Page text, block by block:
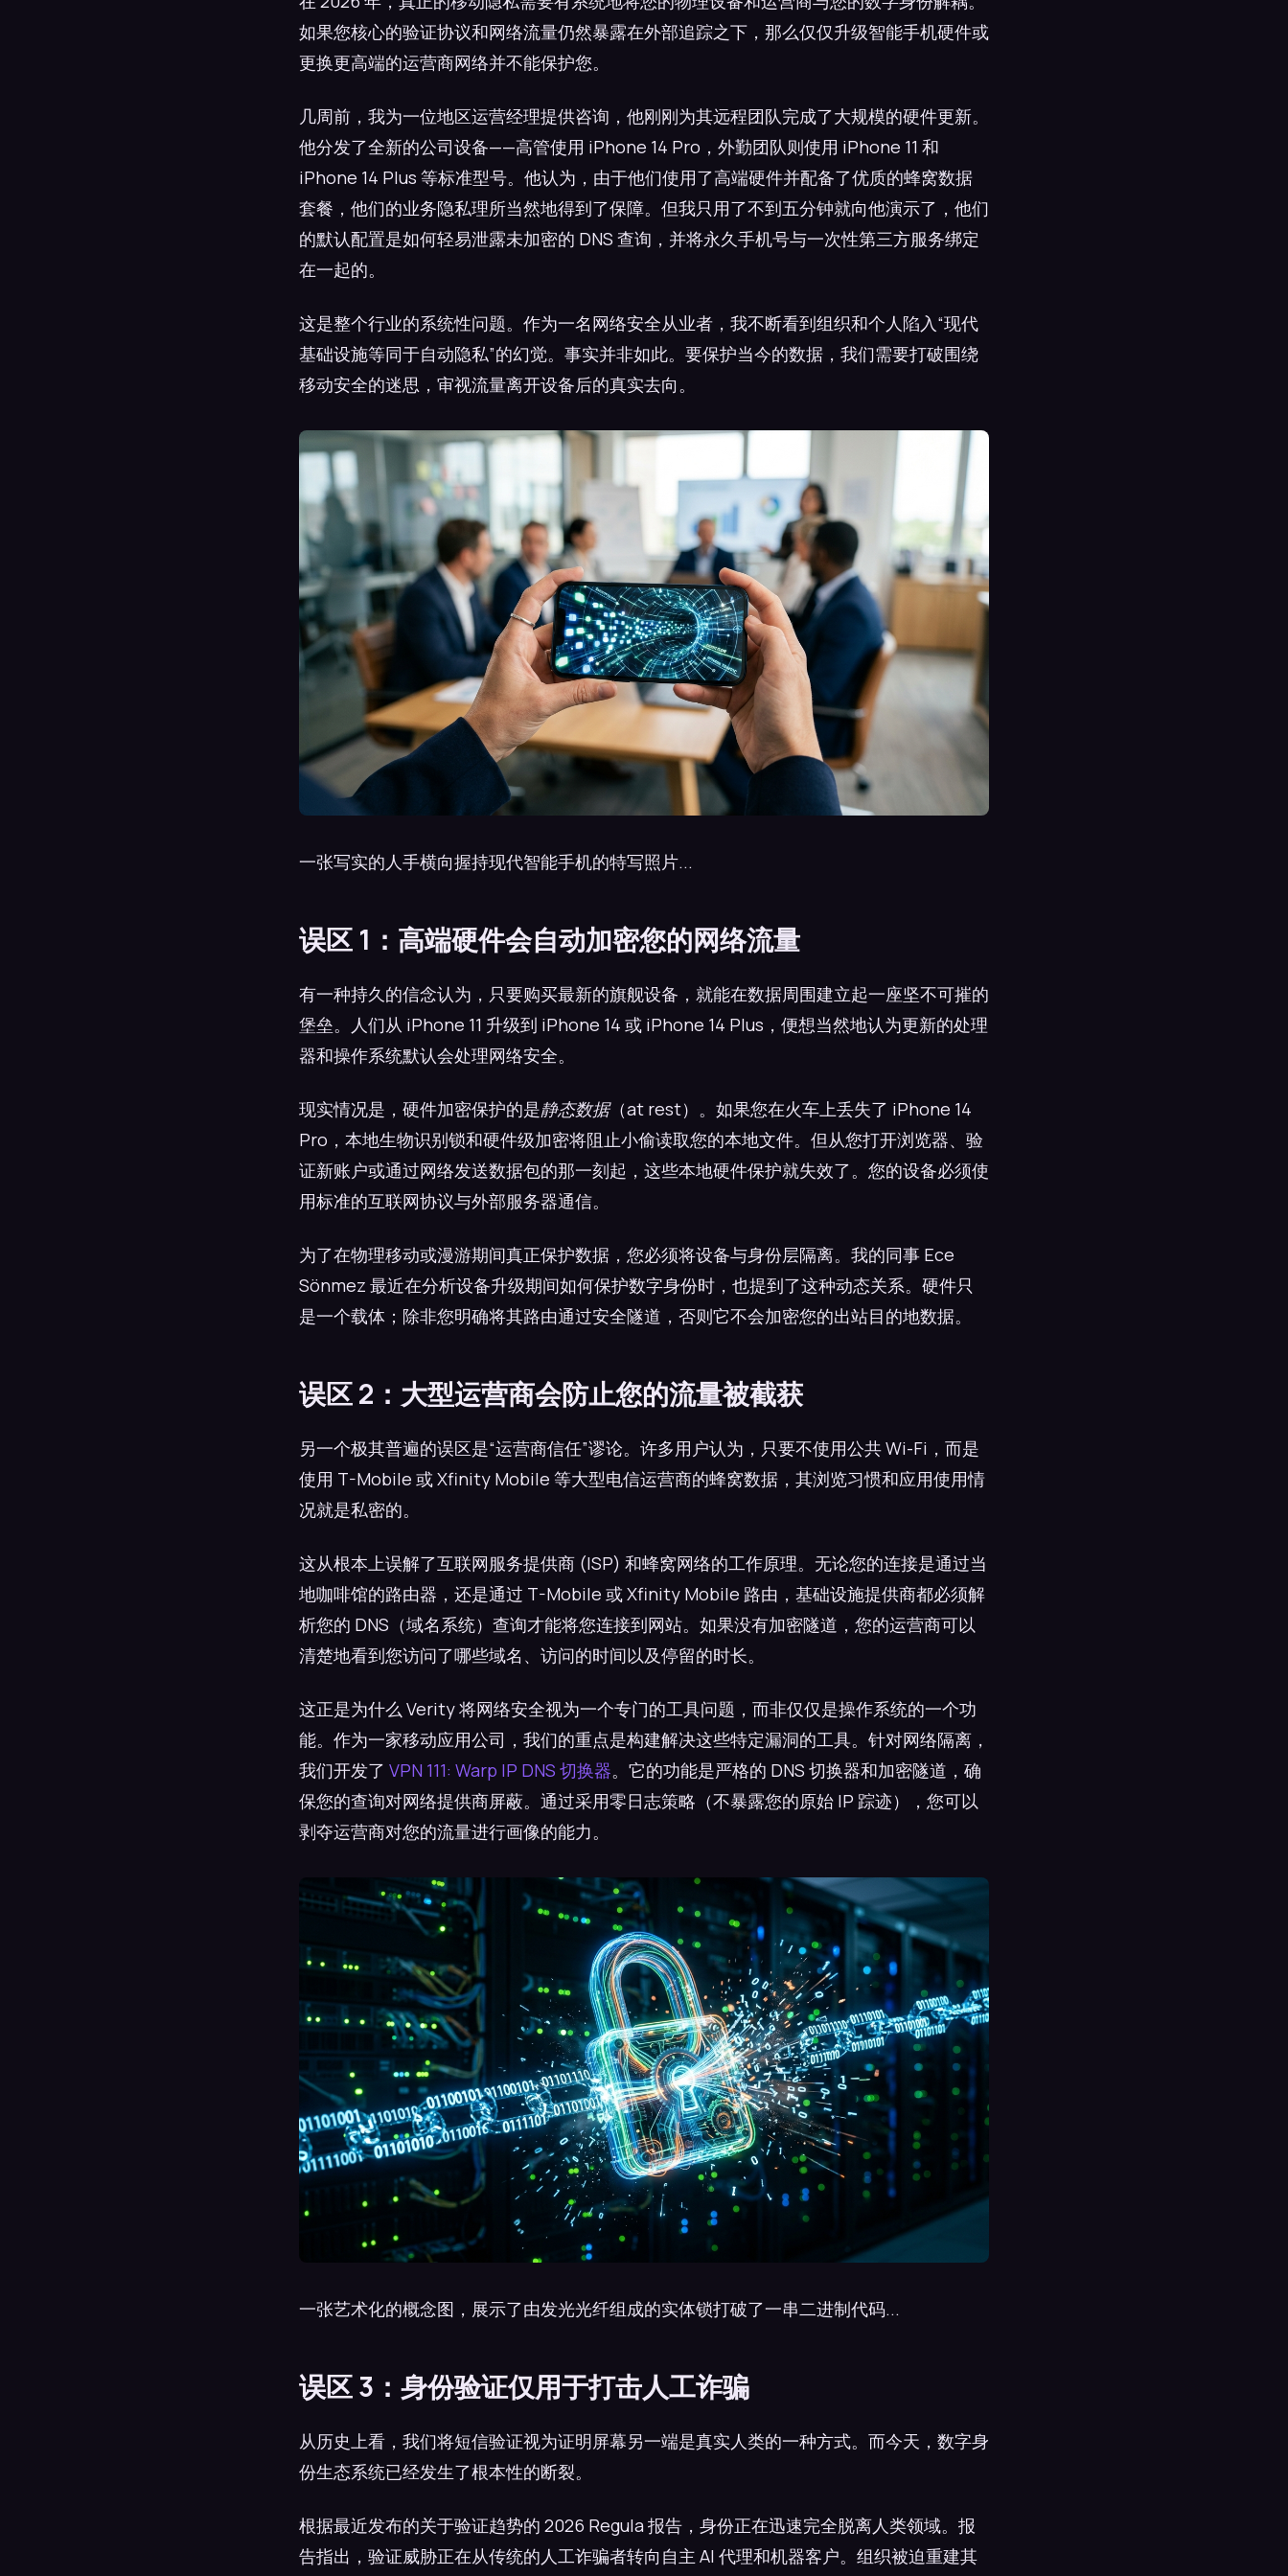
如果您核心的验证协议和网络流量仍然暴露在外部追踪之下，那么仅仅升级智能手机硬件或
更换更高端的运营商网络并不能保护您。
几周前，我为一位地区运营经理提供咨询，他刚刚为其远程团队完成了大规模的硬件更新。
他分发了全新的公司设备——高管使用 iPhone 14 Pro，外勤团队则使用 iPhone 11 和
iPhone 14 Plus 等标准型号。他认为，由于他们使用了高端硬件并配备了优质的蜂窝数据
套餐，他们的业务隐私理所当然地得到了保障。但我只用了不到五分钟就向他演示了，他们
的默认配置是如何轻易泄露未加密的 DNS 查询，并将永久手机号与一次性第三方服务绑定
在一起的。
这是整个行业的系统性问题。作为一名网络安全从业者，我不断看到组织和个人陷入“现代
基础设施等同于自动隐私”的幻觉。事实并非如此。要保护当今的数据，我们需要打破围绕
移动安全的迷思，审视流量离开设备后的真实去向。
一张写实的人手横向握持现代智能手机的特写照片...
误区 1：高端硬件会自动加密您的网络流量
有一种持久的信念认为，只要购买最新的旗舰设备，就能在数据周围建立起一座坚不可摧的
堡垒。人们从 iPhone 11 升级到 iPhone 14 或 iPhone 14 Plus，便想当然地认为更新的处理
器和操作系统默认会处理网络安全。
现实情况是，硬件加密保护的是静态数据（at rest）。如果您在火车上丢失了 iPhone 14
Pro，本地生物识别锁和硬件级加密将阻止小偷读取您的本地文件。但从您打开浏览器、验
证新账户或通过网络发送数据包的那一刻起，这些本地硬件保护就失效了。您的设备必须使
用标准的互联网协议与外部服务器通信。
为了在物理移动或漫游期间真正保护数据，您必须将设备与身份层隔离。我的同事 Ece
Sönmez 最近在分析设备升级期间如何保护数字身份时，也提到了这种动态关系。硬件只
是一个载体；除非您明确将其路由通过安全隧道，否则它不会加密您的出站目的地数据。
误区 2：大型运营商会防止您的流量被截获
另一个极其普遍的误区是“运营商信任”谬论。许多用户认为，只要不使用公共 Wi-Fi，而是
使用 T-Mobile 或 Xfinity Mobile 等大型电信运营商的蜂窝数据，其浏览习惯和应用使用情
况就是私密的。
这从根本上误解了互联网服务提供商 (ISP) 和蜂窝网络的工作原理。无论您的连接是通过当
地咖啡馆的路由器，还是通过 T-Mobile 或 Xfinity Mobile 路由，基础设施提供商都必须解
析您的 DNS（域名系统）查询才能将您连接到网站。如果没有加密隧道，您的运营商可以
清楚地看到您访问了哪些域名、访问的时间以及停留的时长。
这正是为什么 Verity 将网络安全视为一个专门的工具问题，而非仅仅是操作系统的一个功
能。作为一家移动应用公司，我们的重点是构建解决这些特定漏洞的工具。针对网络隔离，
我们开发了 VPN 111: Warp IP DNS 切换器。它的功能是严格的 DNS 切换器和加密隧道，确
保您的查询对网络提供商屏蔽。通过采用零日志策略（不暴露您的原始 IP 踪迹），您可以
剥夺运营商对您的流量进行画像的能力。
一张艺术化的概念图，展示了由发光光纤组成的实体锁打破了一串二进制代码...
误区 3：身份验证仅用于打击人工诈骗
从历史上看，我们将短信验证视为证明屏幕另一端是真实人类的一种方式。而今天，数字身
份生态系统已经发生了根本性的断裂。
根据最近发布的关于验证趋势的 2026 Regula 报告，身份正在迅速完全脱离人类领域。报
告指出，验证威胁正在从传统的人工诈骗者转向自主 AI 代理和机器客户。组织被迫重建其